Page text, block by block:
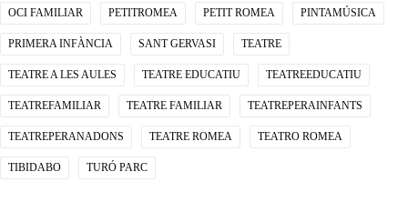
OCI FAMILIAR PETITROMEA PETIT ROMEA PINTAMÚSICA
PRIMERA INFÀNCIA SANT GERVASI TEATRE
TEATRE A LES AULES TEATRE EDUCATIU TEATREEDUCATIU
TEATREFAMILIAR TEATRE FAMILIAR TEATREPERAINFANTS
TEATREPERANADONS TEATRE ROMEA TEATRO ROMEA
TIBIDABO TURÓ PARC